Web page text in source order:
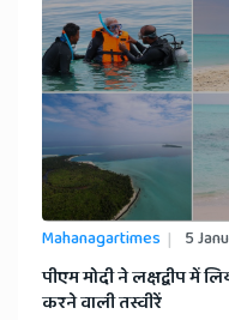
Mahanagartimes 5
पीएम मोदी ने लक्षद्वीप में
करने वाली तस्वीरें